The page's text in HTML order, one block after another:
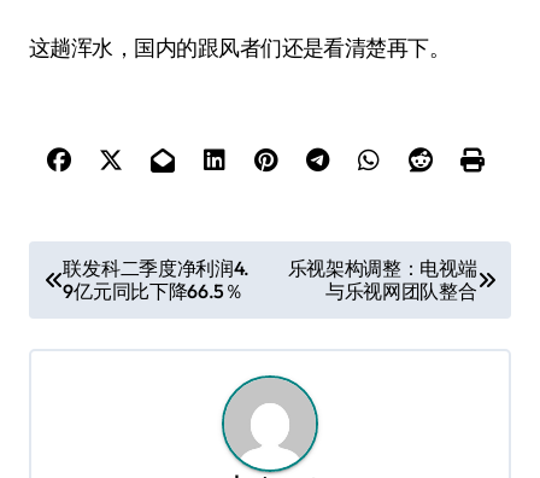
这趟浑水，国内的跟风者们还是看清楚再下。
章
导
联发科二季度净利润4.
9亿元同比下降66.5％
乐视架构调整：电视端
与乐视网团队整合